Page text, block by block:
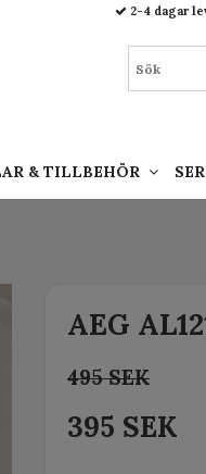
AEG
495 SEK
395 SEK
2-4 dagar
& TILLBEHÖR